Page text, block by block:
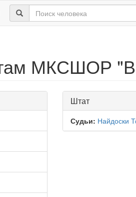
МКСШОР
Штат
Судьи: Найдоски